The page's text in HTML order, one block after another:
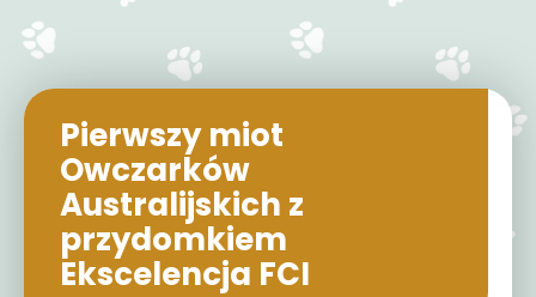
Pierwszy miot
Owczarków
Australijskich z
przydomkiem
Ekscelencja FCI